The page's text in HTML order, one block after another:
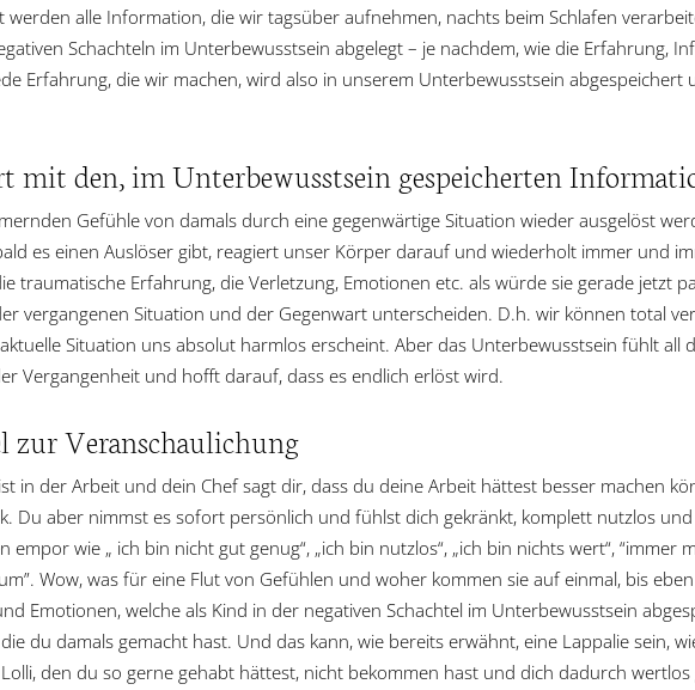
werden alle Information, die wir tagsüber aufnehmen, nachts beim Schlafen
Schachteln im Unterbewusstsein abgelegt – je nachdem, wie die Erfahrung,
Erfahrung, die wir machen, wird also in unserem Unterbewusstsein
mit den, im Unterbewusstsein gespeicherten
Gefühle von damals durch eine gegenwärtige Situation wieder ausgelöst
es einen Auslöser gibt, reagiert unser Körper darauf und wiederholt immer und
traumatische Erfahrung, die Verletzung, Emotionen etc. als würde sie gerade jetzt
vergangenen Situation und der Gegenwart unterscheiden. D.h. wir können total
Situation uns absolut harmlos erscheint. Aber das Unterbewusstsein fühlt all
Vergangenheit und hofft darauf, dass es endlich erlöst wird.
zur Veranschaulichung
in der Arbeit und dein Chef sagt dir, dass du deine Arbeit hättest besser machen
Du aber nimmst es sofort persönlich und fühlst dich gekränkt, komplett nutzlos
empor wie „ ich bin nicht gut genug“, „ich bin nutzlos“, „ich bin nichts wert“, “immer
Wow, was für eine Flut von Gefühlen und woher kommen sie auf einmal, bis
Emotionen, welche als Kind in der negativen Schachtel im Unterbewusstsein
du damals gemacht hast. Und das kann, wie bereits erwähnt, eine Lappalie sein,
den du so gerne gehabt hättest, nicht bekommen hast und dich dadurch